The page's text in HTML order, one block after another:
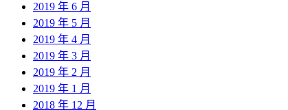
2019 年 6 月
2019 年 5 月
2019 年 4 月
2019 年 3 月
2019 年 2 月
2019 年 1 月
2018 年 12 月